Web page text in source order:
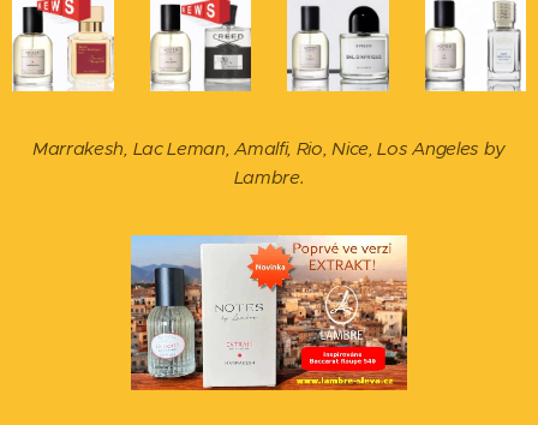
Marrakesh, Lac Leman, Amalfi, Rio, Nice, Los Angeles by
Lambre.